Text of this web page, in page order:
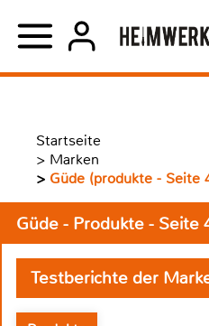
Startseite
> Marken
> Güde (produkte - Seite
Güde - Produkte - Seite
Testberichte der